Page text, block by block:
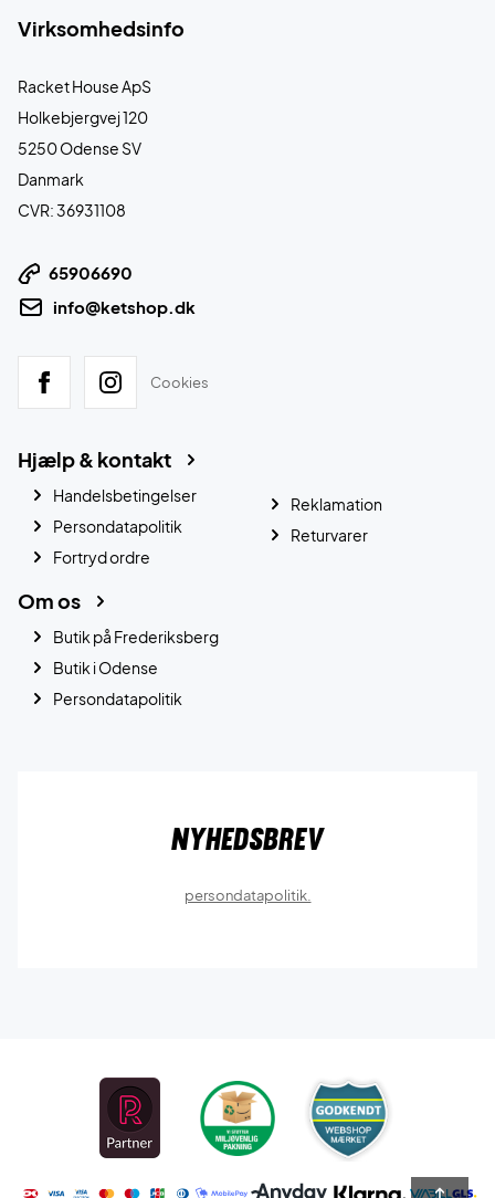
Virksomhedsinfo
Racket House ApS
Holkebjergvej 120
5250 Odense SV
Danmark
CVR: 36931108
65906690
info@ketshop.dk
Cookies
Hjælp & kontakt
Handelsbetingelser
Persondatapolitik
Fortryd ordre
Reklamation
Returvarer
Om os
Butik på Frederiksberg
Butik i Odense
Persondatapolitik
Nyhedsbrev
persondatapolitik.